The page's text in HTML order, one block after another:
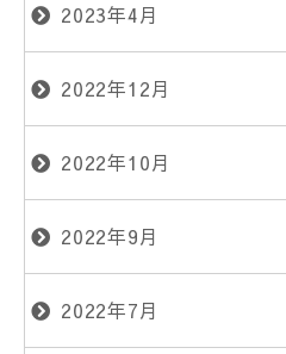
2023年4月
2022年12月
2022年10月
2022年9月
2022年7月